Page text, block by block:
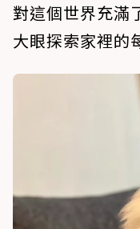
對這個世界充滿
大眼探索家裡的